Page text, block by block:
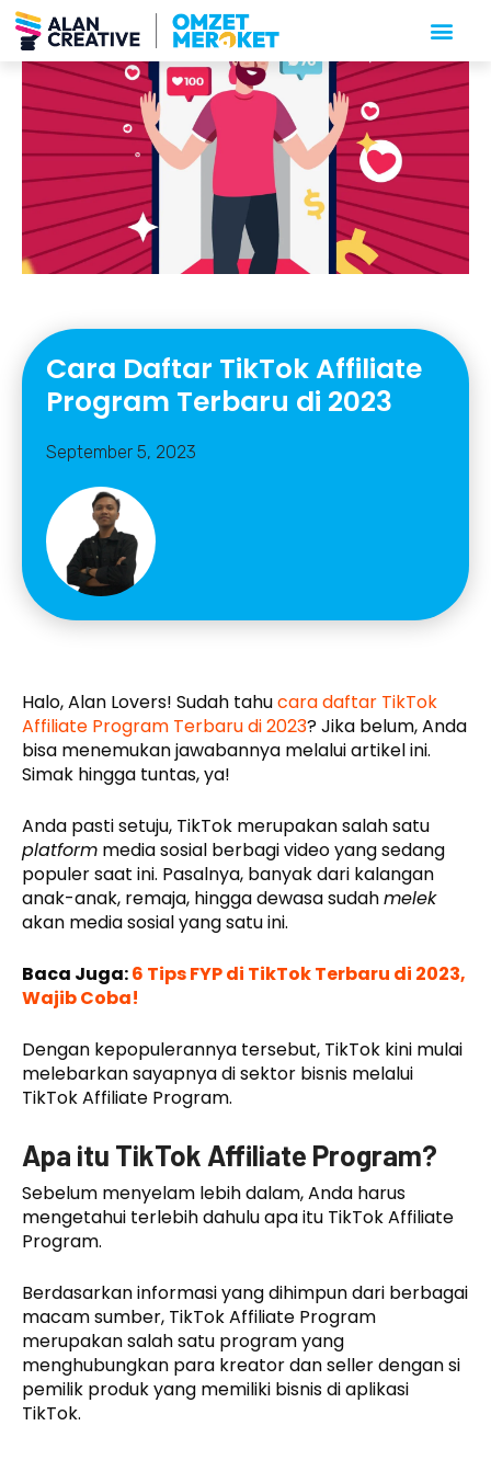
Cara Daftar TikTok Affiliate
Program Terbaru di 2023
September 5, 2023
Halo, Alan Lovers! Sudah tahucara daftar TikTok
Affiliate Program Terbaru di 2023? Jika belum, Anda
bisa menemukan jawabannya melalui artikel ini.
Simak hingga tuntas, ya!
Anda pasti setuju, TikTok merupakan salah satu
platform media sosial berbagi video yang sedang
populer saat ini. Pasalnya, banyak dari kalangan
anak-anak, remaja, hingga dewasa sudahmelek
akan media sosial yang satu ini.
Baca Juga:6 Tips FYP di TikTok Terbaru di 2023,
Wajib Coba!
Dengan kepopulerannya tersebut, TikTok kini mulai
melebarkan sayapnya di sektor bisnis melalui
TikTok Affiliate Program.
Apa itu TikTok Affiliate Program?
Sebelum menyelam lebih dalam, Anda harus
mengetahui terlebih dahulu apa itu TikTok Affiliate
Program.
Berdasarkan informasi yang dihimpun dari berbagai
macam sumber, TikTok Affiliate Program
merupakan salah satu program yang
menghubungkan para kreator dan seller dengan si
pemilik produk yang memiliki bisnis di aplikasi
TikTok.